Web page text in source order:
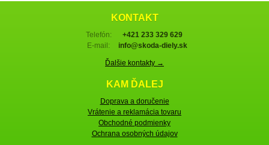
KONTAKT
Telefón:
+421 233 329 629
E-mail:
info@skoda-diely.sk
Ďalšie kontakty →
KAM ĎALEJ
Doprava a doručenie
Vrátenie a reklamácia tovaru
Obchodné podmienky
Ochrana osobných údajov